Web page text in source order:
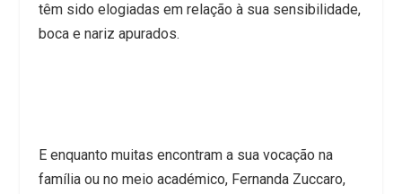
têm sido elogiadas em relação à sua sensibilidade,
boca e nariz apurados.
E enquanto muitas encontram a sua vocação na
família ou no meio académico, Fernanda Zuccaro,